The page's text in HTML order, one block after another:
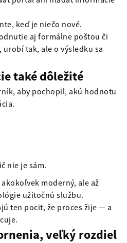
keď je niečo nové.
aj formálne poštou či
tak, ale o výsledku sa
také dôležité
aby pochopil, akú hodnotu
nie je sám.
moderný, ale až
užitočnú službu.
ten pocit, že proces žije — a
veľký rozdiel